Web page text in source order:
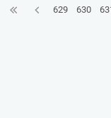
629 630